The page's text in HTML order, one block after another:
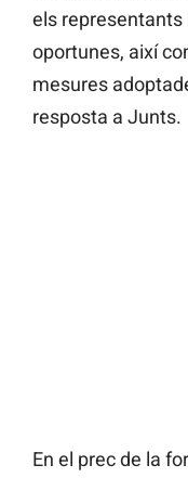
els
oportunes, així
mesures
resposta a Junts.
En el prec de la